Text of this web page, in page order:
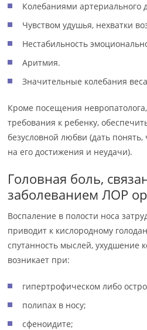
Колебаниями артериального
Чувством удушья, нехватки
Нестабильность
Аритмия.
Значительные колебания
Кроме посещения
требования к ребенку,
безусловной любви (дать
на его достижения и неудачи).
Головная боль,
заболеванием ЛОР
Воспаление в полости носа
приводит к кислородному
спутанность мыслей, ухудшение
возникает при:
гипертрофическом либо
полипах в носу;
сфеноидите;